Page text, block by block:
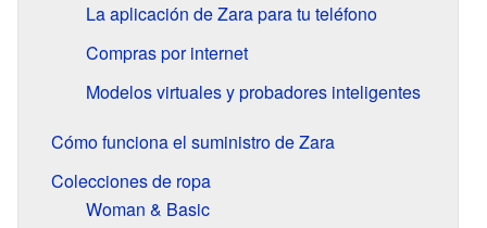
La aplicación de Zara para tu teléfono
Compras por internet
Modelos virtuales y probadores inteligentes
Cómo funciona el suministro de Zara
Colecciones de ropa
Woman & Basic